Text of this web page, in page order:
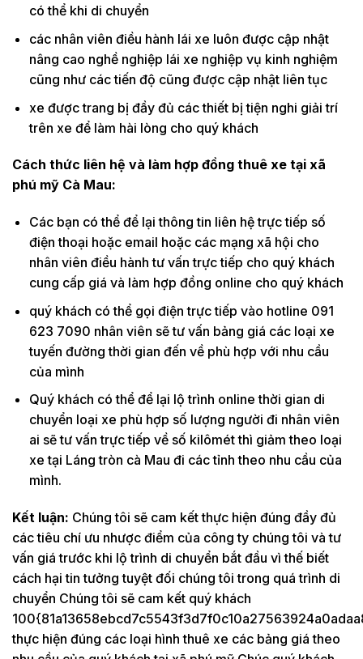
có thể khi di chuyển
các nhân viên điều hành lái xe luôn được cập nhật
nâng cao nghề nghiệp lái xe nghiệp vụ kinh nghiệm
cũng như các tiến độ cũng được cập nhật liên tục
xe được trang bị đầy đủ các thiết bị tiện nghi giải trí
trên xe để làm hài lòng cho quý khách
Cách thức liên hệ và làm hợp đồng thuê xe tại xã
phú mỹ Cà Mau:
Các bạn có thể để lại thông tin liên hệ trực tiếp số
điện thoại hoặc email hoặc các mạng xã hội cho
nhân viên điều hành tư vấn trực tiếp cho quý khách
cung cấp giá và làm hợp đồng online cho quý khách
quý khách có thể gọi điện trực tiếp vào hotline 091
623 7090 nhân viên sẽ tư vấn bảng giá các loại xe
tuyến đường thời gian đến về phù hợp với nhu cầu
của mình
Quý khách có thể để lại lộ trình online thời gian di
chuyển loại xe phù hợp số lượng người đi nhân viên
ai sẽ tư vấn trực tiếp về số kilômét thì giảm theo loại
xe tại Láng tròn cà Mau đi các tỉnh theo nhu cầu của
mình.
Kết luận: Chúng tôi sẽ cam kết thực hiện đúng đầy đủ
các tiêu chí ưu nhược điểm của công ty chúng tôi và tư
vấn giá trước khi lộ trình di chuyển bắt đầu vì thế biết
cách hại tin tưởng tuyệt đối chúng tôi trong quá trình di
chuyển Chúng tôi sẽ cam kết quý khách
thực hiện đúng các loại hình thuê xe các bảng giá theo